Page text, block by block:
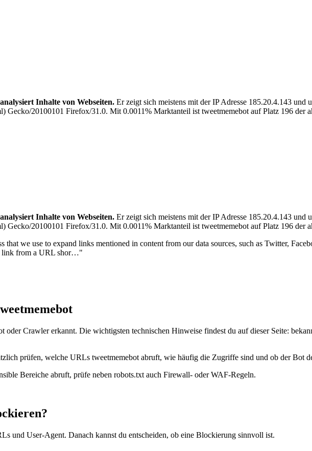
Inhalte von Webseiten. Er zeigt sich meistens mit der IP Adresse 185.20.4.143
Gecko/20100101 Firefox/31.0. Mit 0.0011% Marktanteil ist tweetmemebot auf Platz 196 der
Inhalte von Webseiten. Er zeigt sich meistens mit der IP Adresse 185.20.4.143
Gecko/20100101 Firefox/31.0. Mit 0.0011% Marktanteil ist tweetmemebot auf Platz 196 der
that we use to expand links mentioned in content from our data sources, such as Twitter,
link from a URL shor…"
oder Crawler erkannt. Die wichtigsten technischen Hinweise findest du auf dieser Seite:
prüfen, welche URLs tweetmemebot abruft, wie häufig die Zugriffe sind und ob der Bot
Bereiche abruft, prüfe neben robots.txt auch Firewall- oder WAF-Regeln.
und User-Agent. Danach kannst du entscheiden, ob eine Blockierung sinnvoll ist.